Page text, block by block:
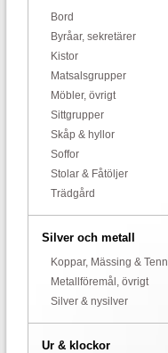
Bord
Byråar, sekretärer
Kistor
Matsalsgrupper
Möbler, övrigt
Sittgrupper
Skåp & hyllor
Soffor
Stolar & Fåtöljer
Trädgård
Silver och metall
Koppar, Mässing & Tenn
Metallföremål, övrigt
Silver & nysilver
Ur & klockor